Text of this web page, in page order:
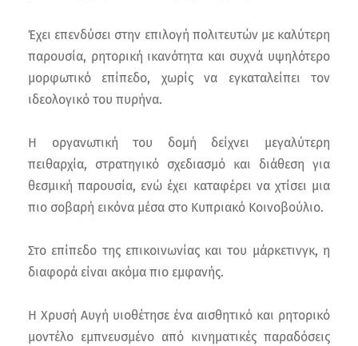
Έχει επενδύσει στην επιλογή πολιτευτών με καλύτερη
παρουσία, ρητορική ικανότητα και συχνά υψηλότερο
μορφωτικό επίπεδο, χωρίς να εγκαταλείπει τον
ιδεολογικό του πυρήνα.
Η οργανωτική του δομή δείχνει μεγαλύτερη
πειθαρχία, στρατηγικό σχεδιασμό και διάθεση για
θεσμική παρουσία, ενώ έχει καταφέρει να χτίσει μια
πιο σοβαρή εικόνα μέσα στο Κυπριακό Κοινοβούλιο.
Στο επίπεδο της επικοινωνίας και του μάρκετινγκ, η
διαφορά είναι ακόμα πιο εμφανής.
Η Χρυσή Αυγή υιοθέτησε ένα αισθητικό και ρητορικό
μοντέλο εμπνευσμένο από κινηματικές παραδόσεις